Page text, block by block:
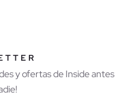
y ofertas de Inside antes